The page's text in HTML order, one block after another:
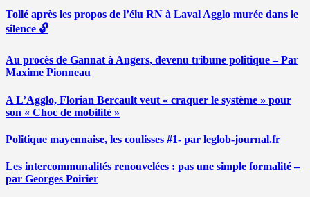
Tollé après les propos de l’élu RN à Laval Agglo murée dans le
silence 🔓
Au procès de Gannat à Angers, devenu tribune politique – Par
Maxime Pionneau
A L’Agglo, Florian Bercault veut « craquer le système » pour
son « Choc de mobilité »
Politique mayennaise, les coulisses #1- par leglob-journal.fr
Les intercommunalités renouvelées : pas une simple formalité –
par Georges Poirier